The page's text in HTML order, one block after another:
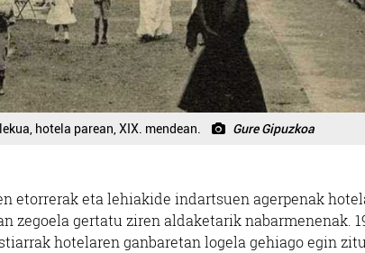
hotela parean, XIX. mendean. Gure Gipuzkoa
etorrerak eta lehiakide indartsuen agerpenak
zegoela gertatu ziren aldaketarik nabarmenenak.
hotelaren ganbaretan logela gehiago egin